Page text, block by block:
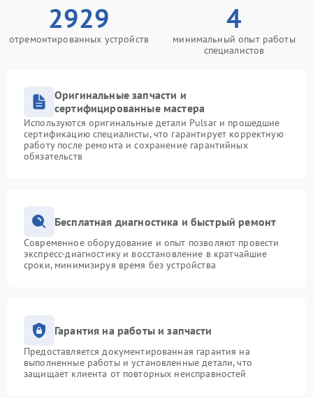
2929
отремонтированных устройств
4
минимальный опыт работы
специалистов
Оригинальные запчасти и
сертифицированные мастера
Используются оригинальные детали Pulsar и прошедшие
сертификацию специалисты, что гарантирует корректную
работу после ремонта и сохранение гарантийных
обязательств
Бесплатная диагностика и быстрый ремонт
Современное оборудование и опыт позволяют провести
экспресс-диагностику и восстановление в кратчайшие
сроки, минимизируя время без устройства
Гарантия на работы и запчасти
Предоставляется документированная гарантия на
выполненные работы и установленные детали, что
защищает клиента от повторных неисправностей